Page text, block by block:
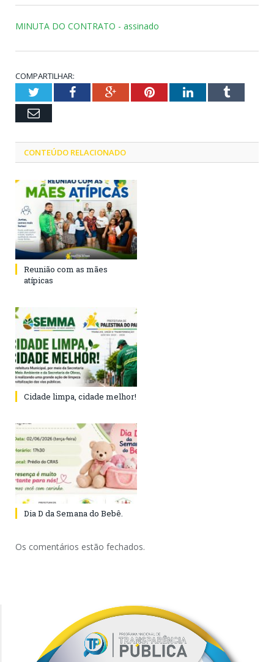
MINUTA DO CONTRATO - assinado
COMPARTILHAR:
TwitterFacebookGoogle+PinterestLinkedInTumblr
Email
CONTEÚDO RELACIONADO
Reunião com as mães
atípicas
Cidade limpa, cidade melhor!
Dia D da Semana do Bebê.
Os comentários estão fechados.